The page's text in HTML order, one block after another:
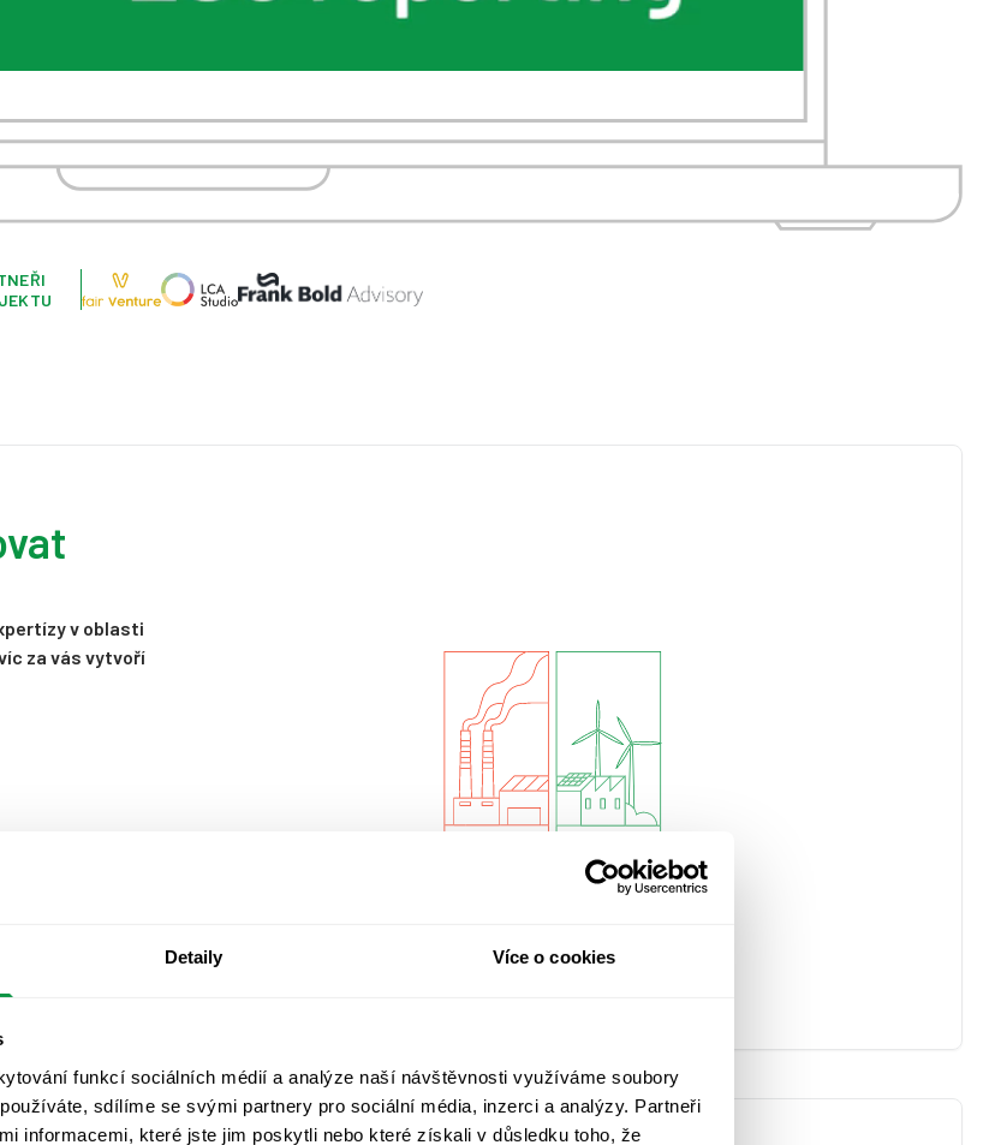
Detaily Více o cookies
funkcí sociálních médií a analýze naší návštěvnosti využíváme soubory
sdílíme se svými partnery pro sociální média, inzerci a analýzy. Partneři
informacemi, které jste jim poskytli nebo které získali v důsledku toho, že
v oblasti
za vás vytvoří